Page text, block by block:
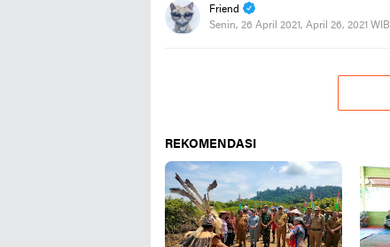
Friend
Senin, 26 April 2021, April 26, 2021 WIB
REKOMENDASI